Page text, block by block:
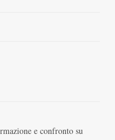
e confronto su